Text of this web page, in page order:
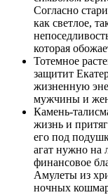
Согласно
как светлое,
которая
Тотемное
защитит
жизненную
мужчины и
Камень-
жизнь и
его под
агат нужно на
финансовое
Амулеты из
ночных